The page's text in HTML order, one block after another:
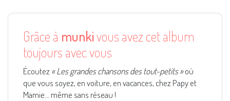
Grâce à munkivous avez cet album
toujours avec vous
Écoutez « Les grandes chansons des tout-petits »où
que vous soyez, en voiture, en vacances, chez Papy et
Mamie... même sans réseau !